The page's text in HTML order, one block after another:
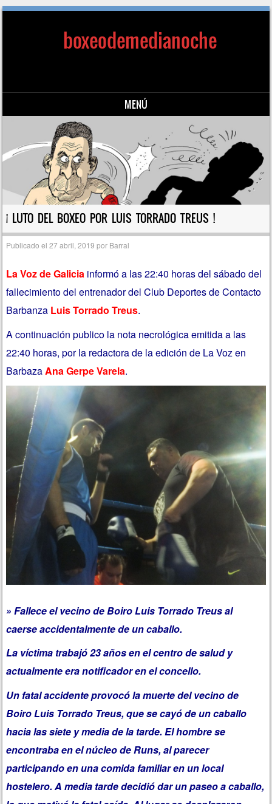
boxeodemedianoche
MENÚ
Saltar al contenido
¡ LUTO DEL BOXEO POR LUIS TORRADO TREUS !
Publicado el27 abril, 2019 por Barral
La Voz de Galicia informó a las 22:40 horas del sábado del
fallecimiento del entrenador del Club Deportes de Contacto
Barbanza Luis Torrado Treus.
A continuación publico la nota necrológica emitida a las
22:40 horas, por la redactora de la edición de La Voz en
Barbaza Ana Gerpe Varela.
» Fallece el vecino de Boiro Luis Torrado Treus al
caerse accidentalmente de un caballo.
La víctima trabajó 23 años en el centro de salud y
actualmente era notificador en el concello.
Un fatal accidente provocó la muerte del vecino de
Boiro Luis Torrado Treus, que se cayó de un caballo
hacia las siete y media de la tarde. El hombre se
encontraba en el núcleo de Runs, al parecer
participando en una comida familiar en un local
hostelero. A media tarde decidió dar un paseo a caballo,